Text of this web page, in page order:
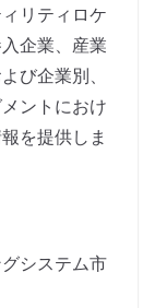
リティロケ
企業、産業
び企業別、
ントにおけ
を提供しま
システム市